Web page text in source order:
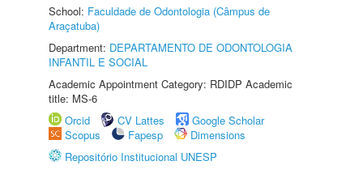
School: Faculdade de Odontologia (Câmpus de
Araçatuba)
Department: DEPARTAMENTO DE ODONTOLOGIA
INFANTIL E SOCIAL
Academic Appointment Category: RDIDP Academic
title: MS-6
Orcid
CV Lattes
Google Scholar
Scopus
Fapesp
Dimensions
Repositório Institucional UNESP